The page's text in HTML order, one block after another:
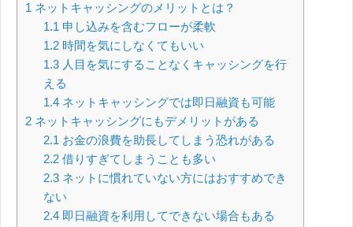
1 ネットキャッシングのメリットとは？
1.1 申し込みを含むフローが柔軟
1.2時間を気にしなくてもいい
1.3人目を気にすることなくキャッシングを行
える
1.4ネットキャッシングでは即日融資も可能
2 ネットキャッシングにもデメリットがある
2.1 お金の浪費を助長してしまう恐れがある
2.2借りすぎてしまうことも多い
2.3ネットに慣れていない方にはおすすめでき
ない
2.4即日融資を利用してできない場合もある